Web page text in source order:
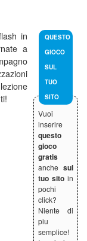
QUESTO
GIOCO
SUL
TUO
SITO
Vuoi
inserire
questo
gioco
gratis
anche sul
tuo sitoin
pochi
click?
Niente di
piu
semplice!
in
a